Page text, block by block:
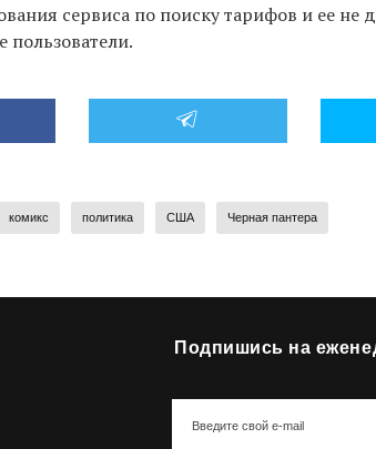
сервиса по поиску тарифов и ее
пользователи.
комикс политика США Черная пантера
Подпишись на